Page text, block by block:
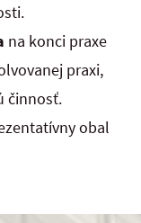
na konci praxe
praxi,
činnosť.
obal